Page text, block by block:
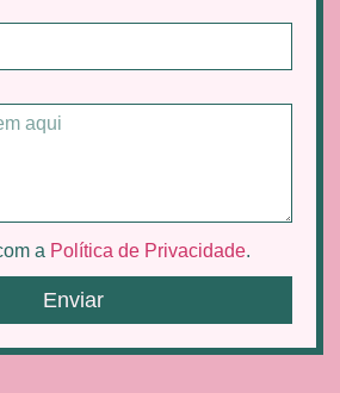
a Política de Privacidade.
Enviar